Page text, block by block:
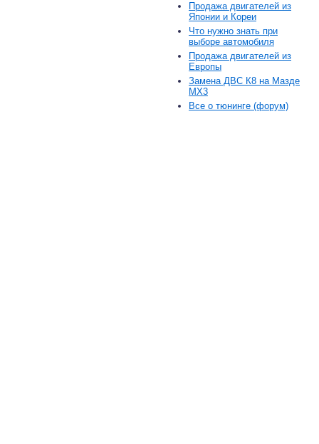
Продажа двигателей из
Японии и Кореи
Что нужно знать при
выборе автомобиля
Продажа двигателей из
Европы
Замена ДВС К8 на Мазде
MX3
Все о тюнинге (форум)